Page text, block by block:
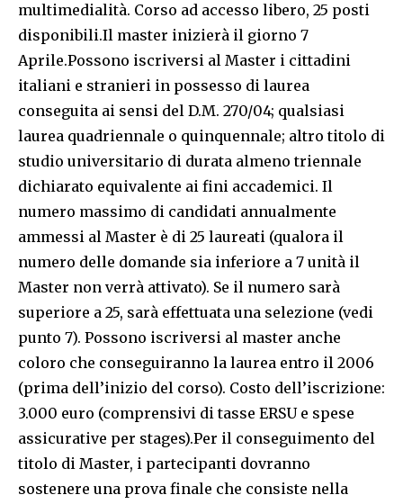
multimedialità. Corso ad accesso libero, 25 posti
disponibili.Il master inizierà il giorno 7
Aprile.Possono iscriversi al Master i cittadini
italiani e stranieri in possesso di laurea
conseguita ai sensi del D.M. 270/04; qualsiasi
laurea quadriennale o quinquennale; altro titolo di
studio universitario di durata almeno triennale
dichiarato equivalente ai fini accademici. Il
numero massimo di candidati annualmente
ammessi al Master è di 25 laureati (qualora il
numero delle domande sia inferiore a 7 unità il
Master non verrà attivato). Se il numero sarà
superiore a 25, sarà effettuata una selezione (vedi
punto 7). Possono iscriversi al master anche
coloro che conseguiranno la laurea entro il 2006
(prima dell’inizio del corso). Costo dell’iscrizione:
3.000 euro (comprensivi di tasse ERSU e spese
assicurative per stages).Per il conseguimento del
titolo di Master, i partecipanti dovranno
sostenere una prova finale che consiste nella